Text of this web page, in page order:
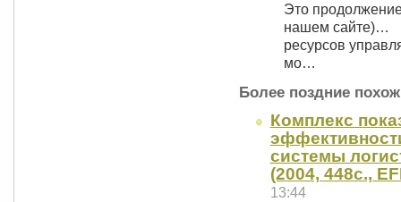
Это
нашем сайте)…
ресурсов
мо…
Более поздние
Комплекс
системы
(2004, 448c.,
13:44